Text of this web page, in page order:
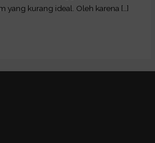
yang kurang ideal. Oleh karena […]